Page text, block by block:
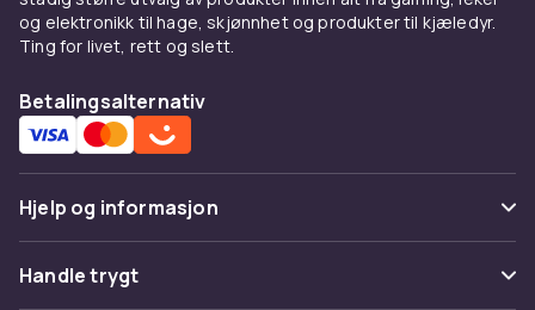
og elektronikk til hage, skjønnhet og produkter til kjæledyr.
Ting for livet, rett og slett.
Betalingsalternativ
Hjelp og informasjon
Vanlige spørsmål
Handle trygt